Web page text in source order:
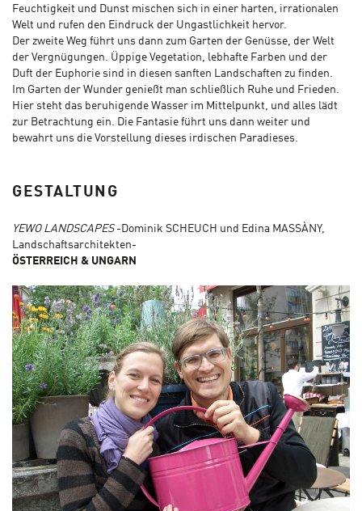
Feuchtigkeit und Dunst mischen sich in einer harten, irrationalen
Welt und rufen den Eindruck der Ungastlichkeit hervor.
Der zweite Weg führt uns dann zum Garten der Genüsse, der Welt
der Vergnügungen. Üppige Vegetation, lebhafte Farben und der
Duft der Euphorie sind in diesen sanften Landschaften zu finden.
Im Garten der Wunder genießt man schließlich Ruhe und Frieden.
Hier steht das beruhigende Wasser im Mittelpunkt, und alles lädt
zur Betrachtung ein. Die Fantasie führt uns dann weiter und
bewahrt uns die Vorstellung dieses irdischen Paradieses.
GESTALTUNG
YEWO LANDSCAPES-Dominik SCHEUCH und Edina MASSÀNY,
Landschaftsarchitekten-
ÖSTERREICH & UNGARN​